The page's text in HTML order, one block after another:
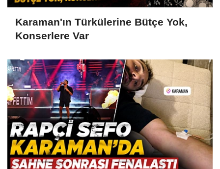
Karaman'ın Türkülerine Bütçe Yok,
Konserlere Var